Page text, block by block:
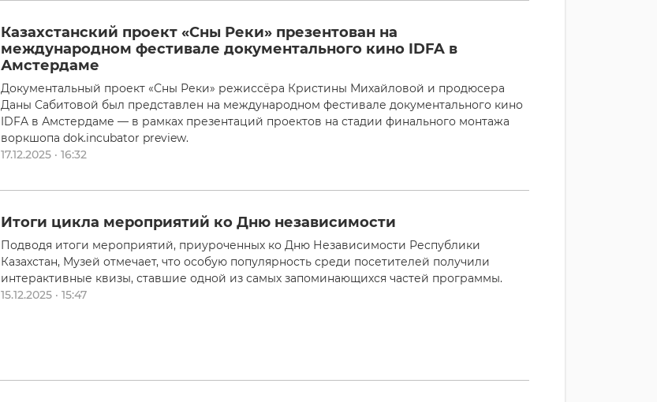
Казахстанский проект «Сны Реки» презентован на
международном фестивале документального кино IDFA в
Амстердаме
Документальный проект «Сны Реки» режиссёра Кристины Михайловой и продюсера
Даны Сабитовой был представлен на международном фестивале документального кино
IDFA в Амстердаме — в рамках презентаций проектов на стадии финального монтажа
воркшопа dok.incubator preview.
17.12.2025 · 16:32
Итоги цикла мероприятий ко Дню независимости
Подводя итоги мероприятий, приуроченных ко Дню Независимости Республики
Казахстан, Музей отмечает, что особую популярность среди посетителей получили
интерактивные квизы, ставшие одной из самых запоминающихся частей программы.
15.12.2025 · 15:47